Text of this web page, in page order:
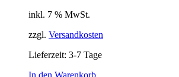
inkl. 7 % MwSt.
zzgl. Versandkosten
Lieferzeit: 3-7 Tage
In den Warenkorb